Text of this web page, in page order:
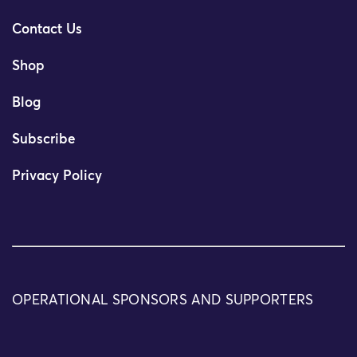
Contact Us
Shop
Blog
Subscribe
Privacy Policy
OPERATIONAL SPONSORS AND SUPPORTERS